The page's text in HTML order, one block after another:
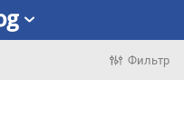
Фильтр